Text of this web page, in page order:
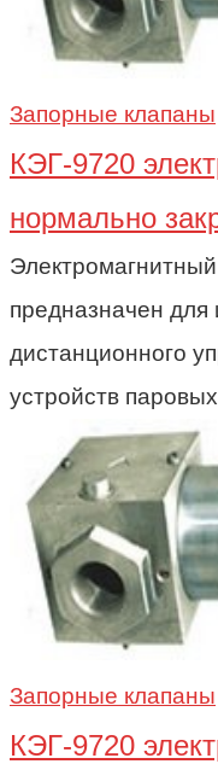
Запорные клапаны
КЭГ-9720
нормально
предназначен для
дистанционного
устройств
Запорные клапаны
КЭГ-9720